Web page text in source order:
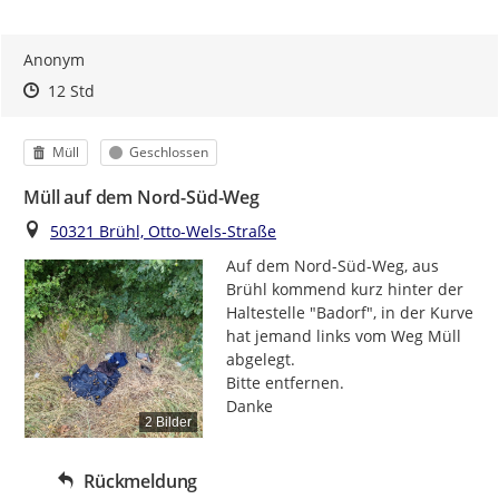
Anonym
Zeitpunkt des Erstellens
Zeitpunkt des Erstellens
12 StdZur Äußerung
Kategorie
Müll Status
Geschlossen
Müll auf dem Nord-Süd-Weg
Ort
50321 Brühl, Otto-Wels-Straße
2 Bilder
Auf dem Nord-Süd-Weg, aus
Brühl kommend kurz hinter der
Haltestelle "Badorf", in der Kurve
hat jemand links vom Weg Müll
abgelegt.
Bitte entfernen.
Danke
Rückmeldung